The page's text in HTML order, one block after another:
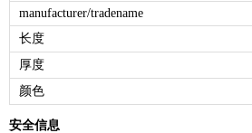
manufacturer/tradename
长度
厚度
颜色
安全信息